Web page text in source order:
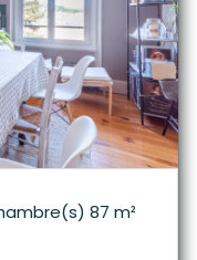
Appartement 4 pièce(s) 2 chambre(s) 87 m²